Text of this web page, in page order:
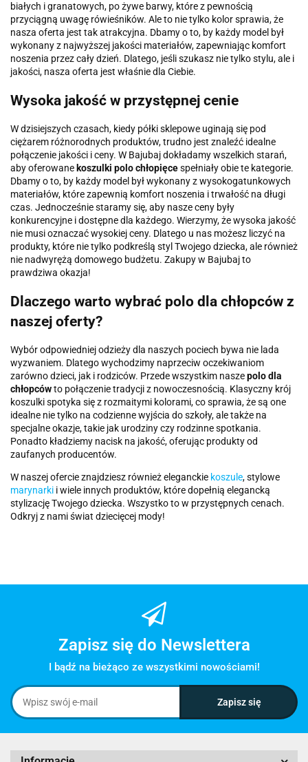
białych i granatowych, po żywe barwy, które z pewnością
przyciągną uwagę rówieśników. Ale to nie tylko kolor sprawia, że
nasza oferta jest tak atrakcyjna. Dbamy o to, by każdy model był
wykonany z najwyższej jakości materiałów, zapewniając komfort
noszenia przez cały dzień. Dlatego, jeśli szukasz nie tylko stylu, ale i
jakości, nasza oferta jest właśnie dla Ciebie.
Wysoka jakość w przystępnej cenie
W dzisiejszych czasach, kiedy półki sklepowe uginają się pod
ciężarem różnorodnych produktów, trudno jest znaleźć idealne
połączenie jakości i ceny. W Bajubaj dokładamy wszelkich starań,
aby oferowane koszulki polo chłopięcespełniały obie te kategorie.
Dbamy o to, by każdy model był wykonany z wysokogatunkowych
materiałów, które zapewnią komfort noszenia i trwałość na długi
czas. Jednocześnie staramy się, aby nasze ceny były
konkurencyjne i dostępne dla każdego. Wierzymy, że wysoka jakość
nie musi oznaczać wysokiej ceny. Dlatego u nas możesz liczyć na
produkty, które nie tylko podkreślą styl Twojego dziecka, ale również
nie nadwyrężą domowego budżetu. Zakupy w Bajubaj to
prawdziwa okazja!
Dlaczego warto wybrać polo dla chłopców z
naszej oferty?
Wybór odpowiedniej odzieży dla naszych pociech bywa nie lada
wyzwaniem. Dlatego wychodzimy naprzeciw oczekiwaniom
zarówno dzieci, jak i rodziców. Przede wszystkim naszepolo dla
chłopcówto połączenie tradycji z nowoczesnością. Klasyczny krój
koszulki spotyka się z rozmaitymi kolorami, co sprawia, że są one
idealne nie tylko na codzienne wyjścia do szkoły, ale także na
specjalne okazje, takie jak urodziny czy rodzinne spotkania.
Ponadto kładziemy nacisk na jakość, oferując produkty od
zaufanych producentów.
W naszej ofercie znajdziesz również eleganckie koszule, stylowe
marynarki i wiele innych produktów, które dopełnią elegancką
stylizację Twojego dziecka. Wszystko to w przystępnych cenach.
Odkryj z nami świat dziecięcej mody!
Zapisz się do Newslettera
I bądź na bieżąco ze wszystkimi nowościami!